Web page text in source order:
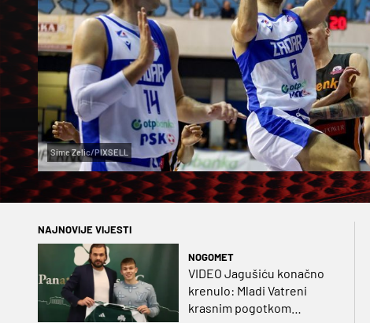
Sime Zelic/PIXSELL
NAJNOVIJE VIJESTI
NOGOMET
VIDEO Jagušiću konačno
krenulo: Mladi Vatreni
krasnim pogotkom